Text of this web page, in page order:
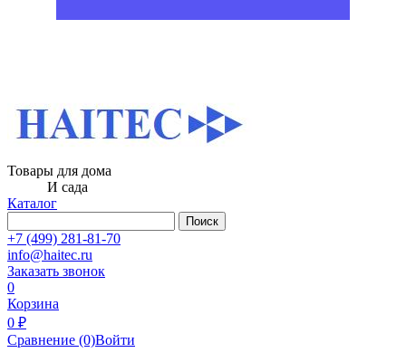
Товары для дома
И сада
Каталог
Поиск
+7 (499) 281-81-70
info@haitec.ru
Заказать звонок
0
Корзина
0 ₽
Сравнение (0)Войти